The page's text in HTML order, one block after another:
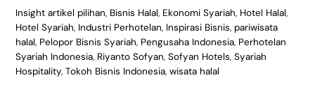
Insight artikel pilihan, Bisnis Halal, Ekonomi Syariah, Hotel Halal,
Hotel Syariah, Industri Perhotelan, Inspirasi Bisnis, pariwisata
halal, Pelopor Bisnis Syariah, Pengusaha Indonesia, Perhotelan
Syariah Indonesia, Riyanto Sofyan,Sofyan Hotels,Syariah
Hospitality,Tokoh Bisnis Indonesia,wisata halal